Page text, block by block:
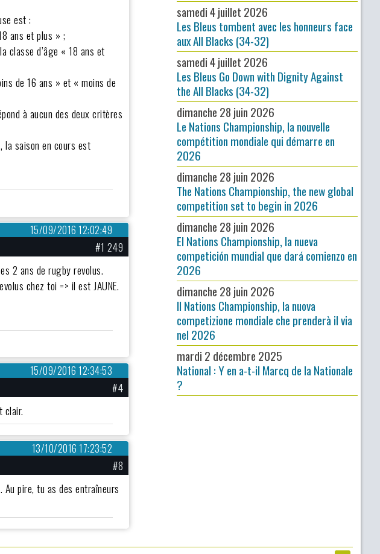
est :
ans et plus » ;
classe d’âge « 18 ans et
de 16 ans » et « moins de
à aucun des deux critères
la saison en cours est
15/09/2016 12:02:49
#1 249
2 ans de rugby revolus.
chez toi => il est JAUNE.
15/09/2016 12:34:53
#4
clair.
13/10/2016 17:23:52
#8
pire, tu as des entraîneurs
samedi 4 juillet 2026
Les Bleus tombent avec les honneurs face
aux All Blacks (34-32)
samedi 4 juillet 2026
Les Bleus Go Down with Dignity Against
the All Blacks (34-32)
dimanche 28 juin 2026
Le Nations Championship, la nouvelle
compétition mondiale qui démarre en
2026
dimanche 28 juin 2026
The Nations Championship, the new global
competition set to begin in 2026
dimanche 28 juin 2026
El Nations Championship, la nueva
competición mundial que dará comienzo en
2026
dimanche 28 juin 2026
Il Nations Championship, la nuova
competizione mondiale che prenderà il via
nel 2026
mardi 2 décembre 2025
National : Y en a-t-il Marcq de la Nationale
?